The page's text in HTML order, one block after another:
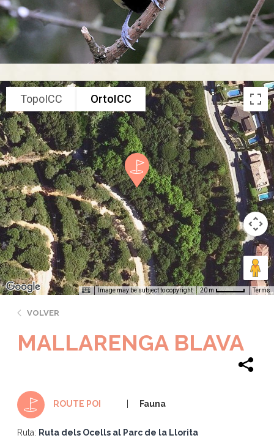
TopoICC OrtoICC
Image may be subject to copyright 20 m Terms
VOLVER
MALLARENGA BLAVA
ROUTE POI Fauna
Ruta: Ruta dels Ocells al Parc de la Llorita